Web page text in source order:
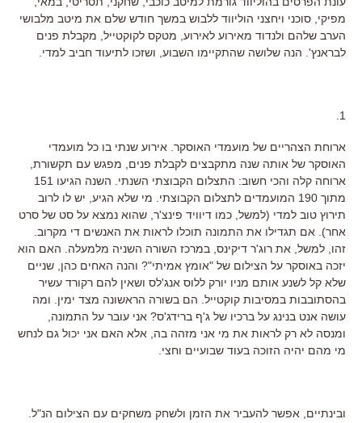
מפיקי, סוכני ויחצני הוליווד ללבוש במשך חודש שלם את מיטב מלבושי
הערב שלהם ולנדוד מאירוע לאירוע, מטקס לקוקטייל, מקבלת פנים
לבראנץ'. הנה שלושה שהתקיימו השבוע, ושזכו לתיעוד חביב למדי.
1.
ארוחת הצהריים של מועמדי האוסקר. אירוע שנתי בו כל מועמדי
האוסקר של אותה שנה מתקבצים לקבלת פנים, מפגש עם תקשורת,
ארוחה קלה והכי חשוב: התצלום הקבוצתי השנתי. השנה הגיעו 151
מתוך 190 המועמדים לתצלום הקבוצתי. מי שלא הגיע, יש לו לרוב
תירוץ טוב למדי (למשל, כמו דיוויד פינצ'ר, שהוא נמצא על סט של סרט
אחר). אם תגדילו את התמונה תוכלו לראות את האנשים די מקרוב.
זהו, למשל, את רוג'ר דיקינס, במרכז השורה השניה מלמעלה. האם הוא
יזכה באוסקר על הצילום של "אומץ אמיתי"? והנה האחים כהן, שניים
שלא קל לשנע אותם מניו יורק ללוס אנג'לס ושאין להם רקורד עשיר
בהסתובבות במסיבות קוקטייל. הם בשורה הראשונה מצד ימין. ומה
עושה אנט בנינג על ברכיו של ג'ף ברידג'ס? אני עובר על התמונה,
ומנסה לא רק לראות את מי אני מזהה בה, אלא האם אני יכול גם לנחש
מי מהם יהיה הזוכה בעוד שבועיים וחצי.
ובינתיים, אפשר להעביר את הזמן ולשחק משחקים עם הצילום הנ"ל.